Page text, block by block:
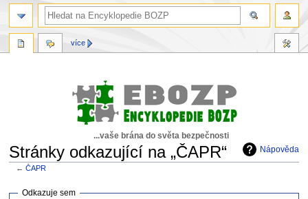
...vaše brána do světa bezpečnosti
Nápověda
Stránky odkazující na „ČAPR“
←ČAPR
Skočit
Skočit
Odkazuje sem
více